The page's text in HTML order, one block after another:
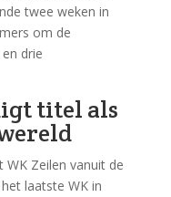
twee weken in
om de
drie
titel als
WK Zeilen vanuit de
laatste WK in